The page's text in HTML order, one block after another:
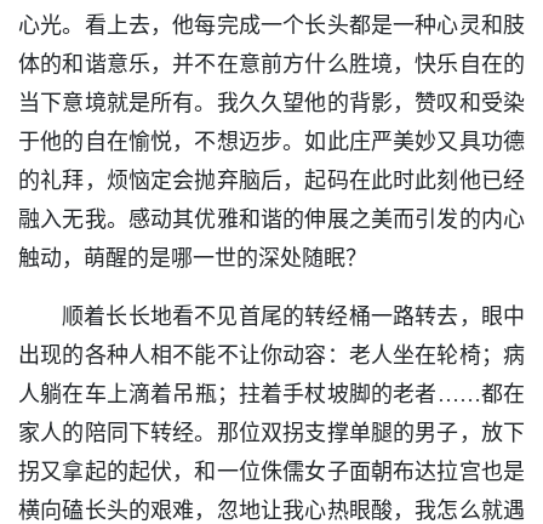
心光。看上去，他每完成一个长头都是一种心灵和肢
体的和谐意乐，并不在意前方什么胜境，快乐自在的
当下意境就是所有。我久久望他的背影，赞叹和受染
于他的自在愉悦，不想迈步。如此庄严美妙又具功德
的礼拜，烦恼定会抛弃脑后，起码在此时此刻他已经
融入无我。感动其优雅和谐的伸展之美而引发的内心
触动，萌醒的是哪一世的深处随眠？
顺着长长地看不见首尾的转经桶一路转去，眼中
出现的各种人相不能不让你动容：老人坐在轮椅；病
人躺在车上滴着吊瓶；拄着手杖坡脚的老者……都在
家人的陪同下转经。那位双拐支撑单腿的男子，放下
拐又拿起的起伏，和一位侏儒女子面朝布达拉宫也是
横向磕长头的艰难，忽地让我心热眼酸，我怎么就遇